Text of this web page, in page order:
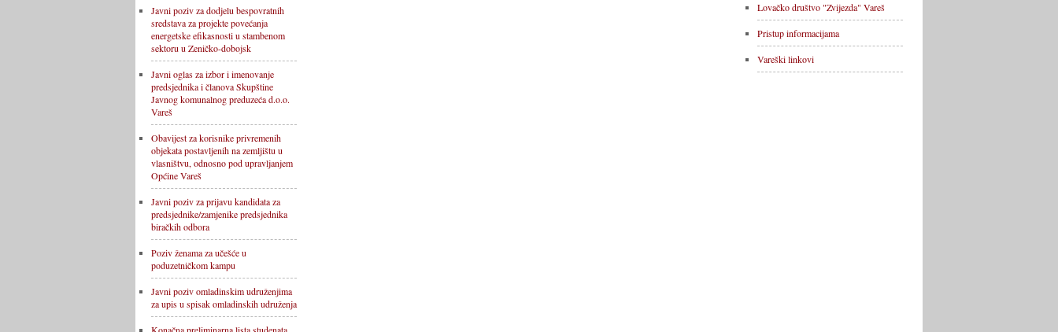
Javni poziv za dodjelu bespovratnih
sredstava za projekte povećanja
energetske efikasnosti u stambenom
sektoru u Zeničko-dobojsk
Javni oglas za izbor i imenovanje
predsjednika i članova Skupštine
Javnog komunalnog preduzeća d.o.o.
Vareš
Obavijest za korisnike privremenih
objekata postavljenih na zemljištu u
vlasništvu, odnosno pod upravljanjem
Općine Vareš
Javni poziv za prijavu kandidata za
predsjednike/zamjenike predsjednika
biračkih odbora
Poziv ženama za učešće u
poduzetničkom kampu
Javni poziv omladinskim udruženjima
za upis u spisak omladinskih udruženja
Lovačko društvo "Zvijezda" Vareš
Pristup informacijama
Vareški linkovi